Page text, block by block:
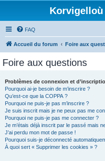
Korvigelloù
FAQ
Accueil du forum Foire aux
Foire aux questions
Problèmes de connexion et
Pourquoi ai-je besoin de m’inscrire ?
Qu’est-ce que la COPPA ?
Pourquoi ne puis-je pas m’inscrire ?
Je suis inscrit mais je ne peux pas me
Pourquoi ne puis-je pas me connecter ?
Je m’étais déjà inscrit par le passé mais
J’ai perdu mon mot de passe !
Pourquoi suis-je déconnecté
À quoi sert « Supprimer les cookies » ?